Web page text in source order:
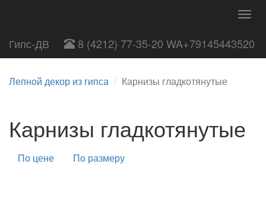
Гипс-ДВ 8 (4212) 77-35-20 WA+79145443520
Лепной декор из гипса Карнизы гладкотянутые
Карнизы гладкотянутые
По цене По размеру